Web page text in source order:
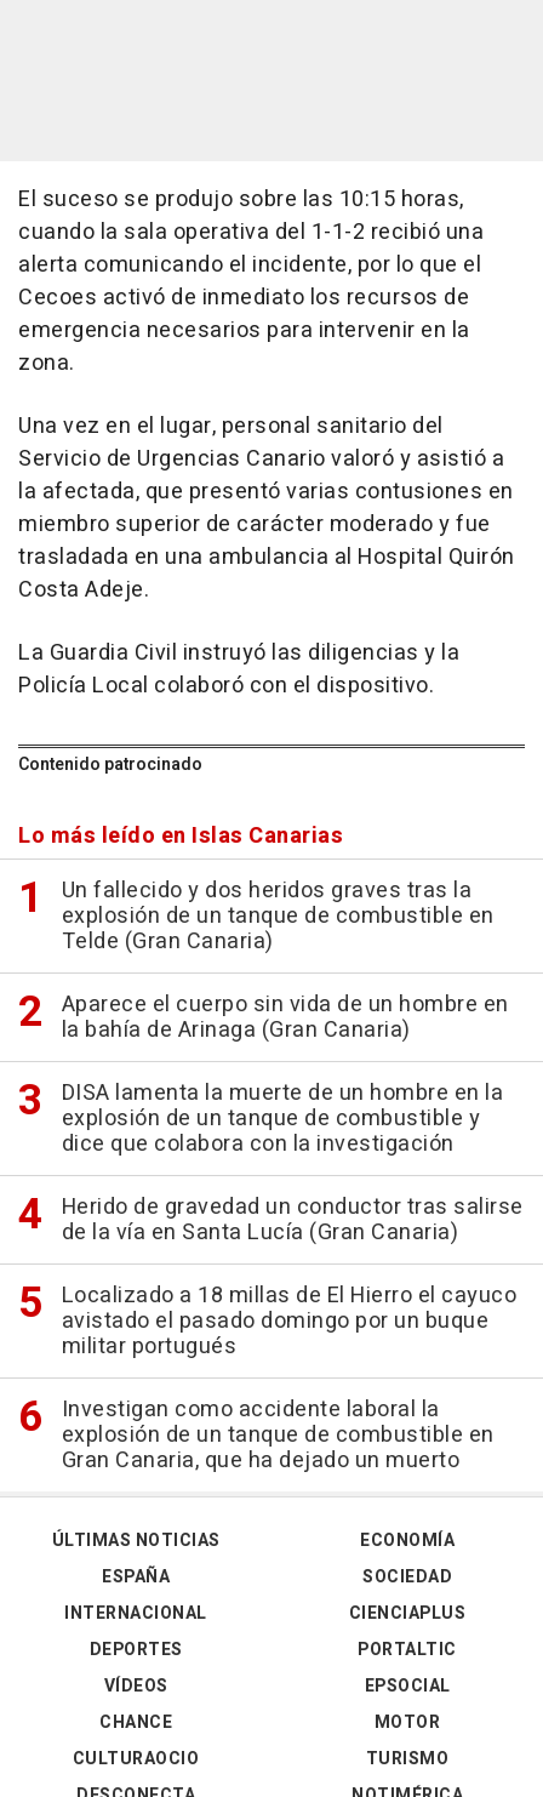
El suceso se produjo sobre las 10:15 horas,
cuando la sala operativa del 1-1-2 recibió una
alerta comunicando el incidente, por lo que el
Cecoes activó de inmediato los recursos de
emergencia necesarios para intervenir en la
zona.
Una vez en el lugar, personal sanitario del
Servicio de Urgencias Canario valoró y asistió a
la afectada, que presentó varias contusiones en
miembro superior de carácter moderado y fue
trasladada en una ambulancia al Hospital Quirón
Costa Adeje.
La Guardia Civil instruyó las diligencias y la
Policía Local colaboró con el dispositivo.
Contenido patrocinado
Lo más leído en Islas Canarias
Un fallecido y dos heridos graves tras la
explosión de un tanque de combustible en
Telde (Gran Canaria)
Aparece el cuerpo sin vida de un hombre en
la bahía de Arinaga (Gran Canaria)
DISA lamenta la muerte de un hombre en la
explosión de un tanque de combustible y
dice que colabora con la investigación
Herido de gravedad un conductor tras salirse
de la vía en Santa Lucía (Gran Canaria)
Localizado a 18 millas de El Hierro el cayuco
avistado el pasado domingo por un buque
militar portugués
Investigan como accidente laboral la
explosión de un tanque de combustible en
Gran Canaria, que ha dejado un muerto
ÚLTIMAS NOTICIAS
ESPAÑA
INTERNACIONAL
DEPORTES
VÍDEOS
ECONOMÍA
SOCIEDAD
CIENCIAPLUS
PORTALTIC
EPSOCIAL
CHANCE
CULTURAOCIO
MOTOR
TURISMO